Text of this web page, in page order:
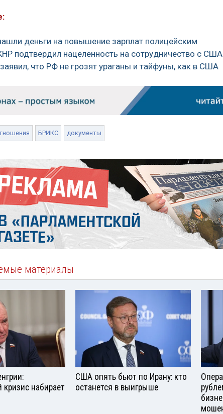
деньги на повышение зарплат полицейским
подтвердил нацеленность на сотрудничество с
что РФ не грозят ураганы и тайфуны, как в США
БРИКС документы
материалы
кризис набирает
США опять бьют по Ирану: кто
останется в выигрыше